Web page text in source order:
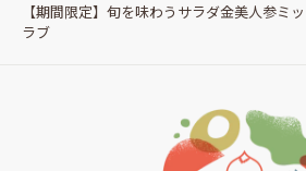
【期間限定】旬を味わうサラダ金美人参ミ
ラブ